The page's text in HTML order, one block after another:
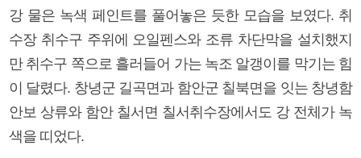
강 물은 녹색 페인트를 풀어놓은 듯한 모습을 보였다. 취
수장 취수구 주위에 오일펜스와 조류 차단막을 설치했지
만 취수구 쪽으로 흘러들어 가는 녹조 알갱이를 막기는 힘
이 달렸다. 창녕군 길곡면과 함안군 칠북면을 잇는 창녕함
안보 상류와 함안 칠서면 칠서취수장에서도 강 전체가 녹
색을 띠었다.